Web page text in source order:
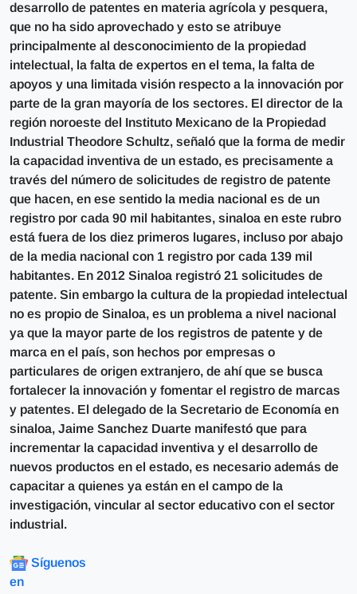
desarrollo de patentes en materia agrícola y pesquera,
que no ha sido aprovechado y esto se atribuye
principalmente al desconocimiento de la propiedad
intelectual, la falta de expertos en el tema, la falta de
apoyos y una limitada visión respecto a la innovación por
parte de la gran mayoría de los sectores. El director de la
región noroeste del Instituto Mexicano de la Propiedad
Industrial Theodore Schultz, señaló que la forma de medir
la capacidad inventiva de un estado, es precisamente a
través del número de solicitudes de registro de patente
que hacen, en ese sentido la media nacional es de un
registro por cada 90 mil habitantes, sinaloa en este rubro
está fuera de los diez primeros lugares, incluso por abajo
de la media nacional con 1 registro por cada 139 mil
habitantes. En 2012 Sinaloa registró 21 solicitudes de
patente. Sin embargo la cultura de la propiedad intelectual
no es propio de Sinaloa, es un problema a nivel nacional
ya que la mayor parte de los registros de patente y de
marca en el país, son hechos por empresas o
particulares de origen extranjero, de ahí que se busca
fortalecer la innovación y fomentar el registro de marcas
y patentes. El delegado de la Secretario de Economía en
sinaloa, Jaime Sanchez Duarte manifestó que para
incrementar la capacidad inventiva y el desarrollo de
nuevos productos en el estado, es necesario además de
capacitar a quienes ya están en el campo de la
investigación, vincular al sector educativo con el sector
industrial.
Síguenos
en